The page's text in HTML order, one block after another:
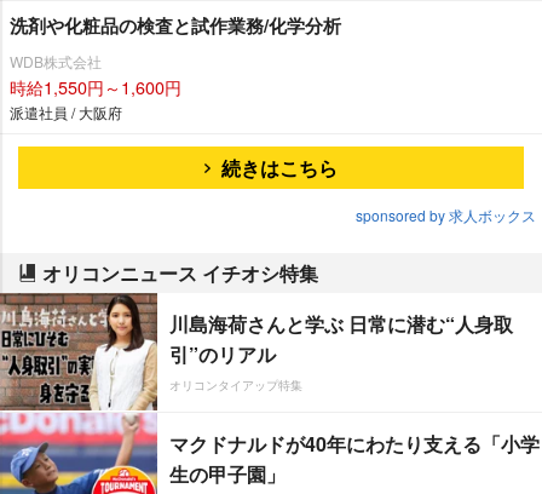
洗剤や化粧品の検査と試作業務/化学分析
WDB株式会社
時給1,550円～1,600円
派遣社員 / 大阪府
続きはこちら
sponsored by 求人ボックス
オリコンニュース イチオシ特集
川島海荷さんと学ぶ 日常に潜む“人身取
引”のリアル
オリコンタイアップ特集
マクドナルドが40年にわたり支える「小学
生の甲子園」